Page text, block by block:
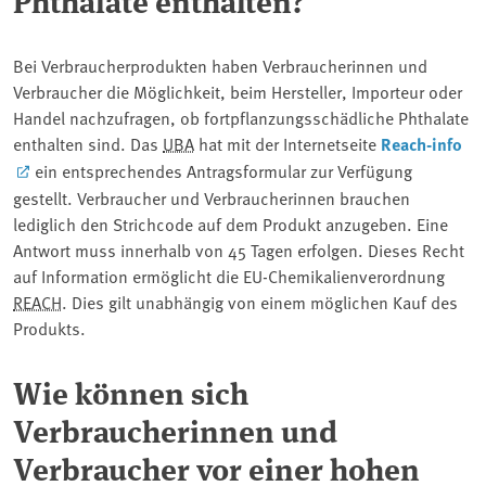
Bei Verbraucherprodukten haben Verbraucherinnen und
Verbraucher die Möglichkeit, beim Hersteller, Importeur oder
Handel nachzufragen, ob fortpflanzungsschädliche Phthalate
enthalten sind. Das UBA hat mit der Internetseite Reach-info
ein entsprechendes Antragsformular zur Verfügung
gestellt. Verbraucher und Verbraucherinnen brauchen
lediglich den Strichcode auf dem Produkt anzugeben. Eine
Antwort muss innerhalb von 45 Tagen erfolgen. Dieses Recht
auf Information ermöglicht die EU-Chemikalienverordnung
REACH. Dies gilt unabhängig von einem möglichen Kauf des
Produkts.
Wie können sich
Verbraucherinnen und
Verbraucher vor einer hohen